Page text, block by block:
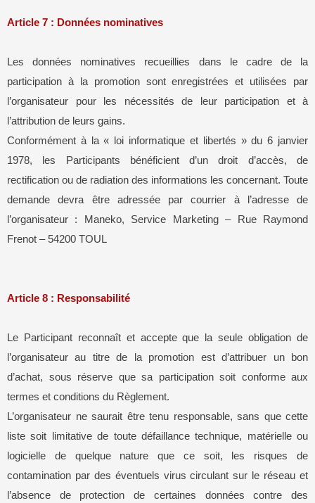
Article 7 : Données nominatives
Les données nominatives recueillies dans le cadre de la
participation à la promotion sont enregistrées et utilisées par
l’organisateur pour les nécessités de leur participation et à
l’attribution de leurs gains.
Conformément à la « loi informatique et libertés » du 6 janvier
1978, les Participants bénéficient d’un droit d’accès, de
rectification ou de radiation des informations les concernant. Toute
demande devra être adressée par courrier à l’adresse de
l’organisateur : Maneko, Service Marketing – Rue Raymond
Frenot – 54200 TOUL
Article 8 : Responsabilité
Le Participant reconnaît et accepte que la seule obligation de
l’organisateur au titre de la promotion est d’attribuer un bon
d’achat, sous réserve que sa participation soit conforme aux
termes et conditions du Règlement.
L’organisateur ne saurait être tenu responsable, sans que cette
liste soit limitative de toute défaillance technique, matérielle ou
logicielle de quelque nature que ce soit, les risques de
contamination par des éventuels virus circulant sur le réseau et
l’absence de protection de certaines données contre des